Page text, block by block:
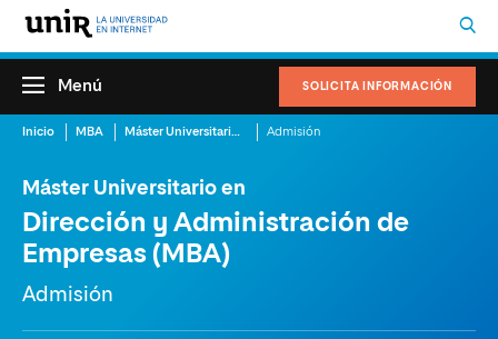
SOLICITA INFORMACIÓN
Menú
Inicio MBA Máster Universitario en Dirección y Administración de Empresas (MBA) Admisión
Máster Universitario en
Dirección y Administración de
Empresas (MBA)
Admisión